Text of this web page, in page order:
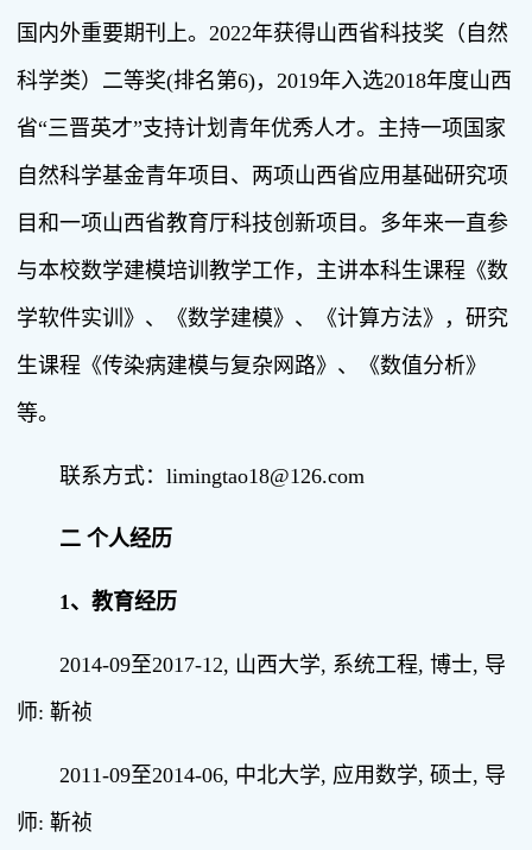
国内外重要期刊上。2022年获得山西省科技奖（自然
科学类）二等奖(排名第6)，2019年入选2018年度山西
省“三晋英才”支持计划青年优秀人才。主持一项国家
自然科学基金青年项目、两项山西省应用基础研究项
目和一项山西省教育厅科技创新项目。多年来一直参
与本校数学建模培训教学工作，主讲本科生课程《数
学软件实训》、《数学建模》、《计算方法》，研究
生课程《传染病建模与复杂网路》、《数值分析》
等。
联系方式：limingtao18@126.com
二 个人经历
1、 教育经历
2014-09至2017-12, 山西大学, 系统工程, 博士, 导
师: 靳祯
2011-09至2014-06, 中北大学, 应用数学, 硕士, 导
师: 靳祯